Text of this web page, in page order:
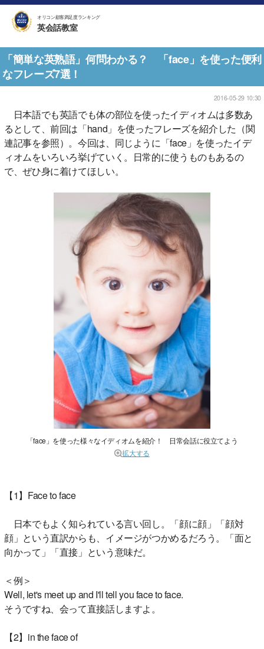
オリコン顧客満足度ランキング
英会話教室
「簡単な英熟語」何問わかる？ 「face」を使った便利
なフレーズ7選！
2016-05-29 10:30
日本語でも英語でも体の部位を使ったイディオムは多数あ
るとして、前回は「hand」を使ったフレーズを紹介した（関
連記事を参照）。今回は、同じように「face」を使ったイデ
ィオムをいろいろ挙げていく。日常的に使うものもあるの
で、ぜひ身に着けてほしい。
「face」を使った様々なイディオムを紹介！ 日常会話に役立てよう
拡大する
【1】Face to face
日本でもよく知られている言い回し。「顔に顔」「顔対
顔」という直訳からも、イメージがつかめるだろう。「面と
向かって」「直接」という意味だ。
＜例＞
Well, let's meet up and I'll tell you face to face.
そうですね、会って直接話しますよ。
【2】in the face of